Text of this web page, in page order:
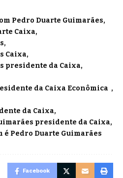
Pedro Duarte Guimarães
Caixa
Caixa
presidente da Caixa
da Caixa Econômica
da Caixa
presidente da Caixa
é Pedro Duarte Guimarães
Facebook